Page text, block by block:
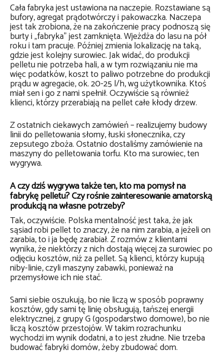
Cała fabryka jest ustawiona na naczepie. Rozstawiane są
bufory, agregat prądotwórczy i pakowaczka. Naczepa
jest tak zrobiona, że na zakończenie pracy podnoszą się
burty i „fabryka” jest zamknięta. Wjeżdża do lasu na pół
roku i tam pracuje. Później zmienia lokalizację na taką,
gdzie jest kolejny surowiec. Jak widać, do produkcji
pelletu nie potrzeba hali, a w tym rozwiązaniu nie ma
więc podatków, koszt to paliwo potrzebne do produkcji
prądu w agregacie, ok. 20-25 l/h, wg użytkownika. Ktoś
miał sen i go z nami spełnił. Oczywiście są również
klienci, którzy przerabiają na pellet całe kłody drzew.
Z ostatnich ciekawych zamówień – realizujemy budowy
linii do pelletowania słomy, łuski słonecznika, czy
zepsutego zboża. Ostatnio dostaliśmy zamówienie na
maszyny do pelletowania torfu. Kto ma surowiec, ten
wygrywa.
A czy dziś wygrywa także ten, kto ma pomysł na
fabrykę pelletu? Czy rośnie zainteresowanie amatorską
produkcją na własne potrzeby?
Tak, oczywiście. Polska mentalność jest taka, że jak
sąsiad robi pellet to znaczy, że na nim zarabia, a jeżeli on
zarabia, to i ja będę zarabiał. Z rozmów z klientami
wynika, że niektórzy z nich dostają więcej za surowiec po
odjęciu kosztów, niż za pellet. Są klienci, którzy kupują
niby-linie, czyli maszyny zabawki, ponieważ na
przemysłowe ich nie stać.
Sami siebie oszukują, bo nie liczą w sposób poprawny
kosztów, gdy sami tę linię obsługują, tańszej energii
elektrycznej, z grupy G (gospodarstwo domowe), bo nie
liczą kosztów przestojów. W takim rozrachunku
wychodzi im wynik dodatni, a to jest złudne. Nie trzeba
budować fabryki domów, żeby zbudować dom.